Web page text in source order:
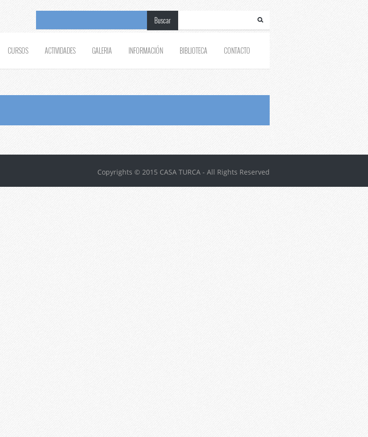
Buscar
CURSOS ACTIVIDADES GALERIA INFORMACIÓN BIBLIOTECA CONTACTO
Copyrights © 2015 CASA TURCA - All Rights Reserved